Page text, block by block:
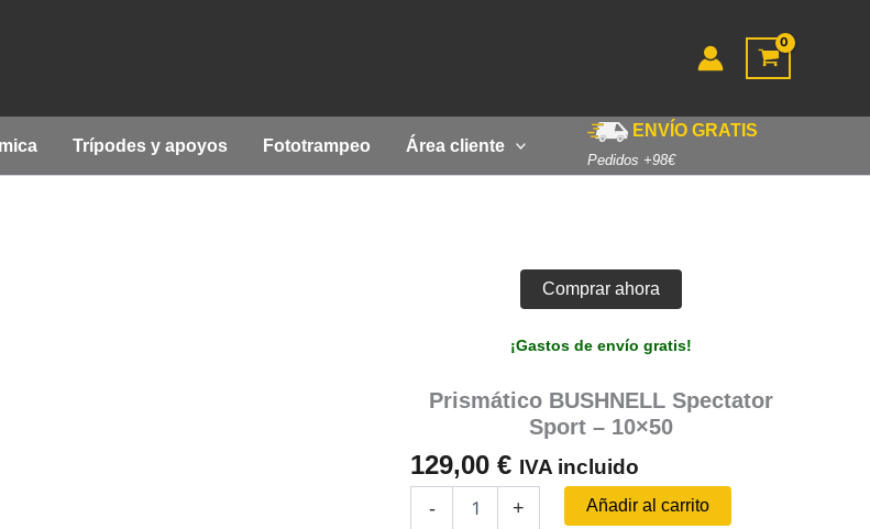
Trípodes y apoyos Fototrampeo Área cliente
ENVÍO GRATIS
Pedidos +98€
Comprar ahora
¡Gastos de envío gratis!
Prismático BUSHNELL Spectator
Sport – 10×50
129,00 € IVA incluido
-
BUSHNELL
+ Añadir al carrito